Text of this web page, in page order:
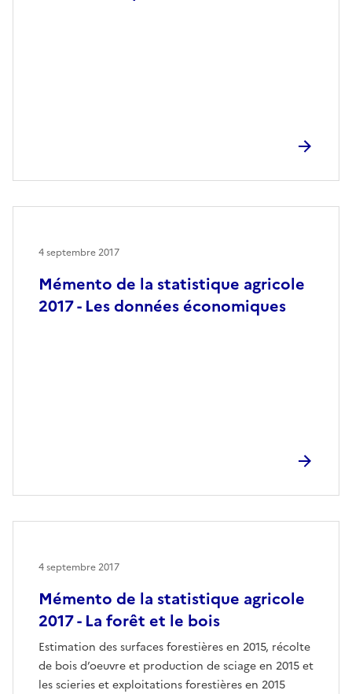
Mémento de la statistique agricole
2017 - Les données économiques
4 septembre 2017
Mémento de la statistique agricole
2017 - La forêt et le bois
Estimation des surfaces forestières en 2015, récolte
de bois d’oeuvre et production de sciage en 2015 et
les scieries et exploitations forestières en 2015
4 septembre 2017